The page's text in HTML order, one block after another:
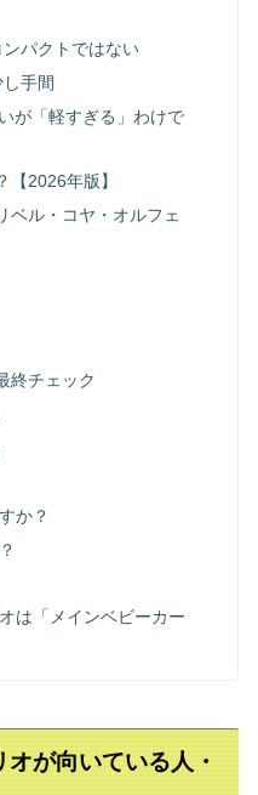
パクトではない
手間
が「軽すぎる」わけで
【2026年版】
ベル・コヤ・オルフェ
終チェック
か？
は「メインベビーカー
オが向いている人・